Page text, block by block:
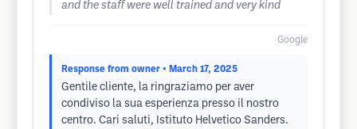
and the staff were well trained and very kind
Google
Response from owner • March 17, 2025
Gentile cliente, la ringraziamo per aver
condiviso la sua esperienza presso il nostro
centro. Cari saluti, Istituto Helvetico Sanders.